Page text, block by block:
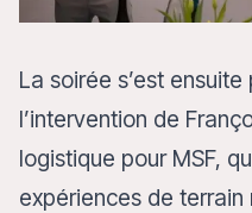
La soirée s’est
l’intervention de
logistique pour MSF,
expériences de